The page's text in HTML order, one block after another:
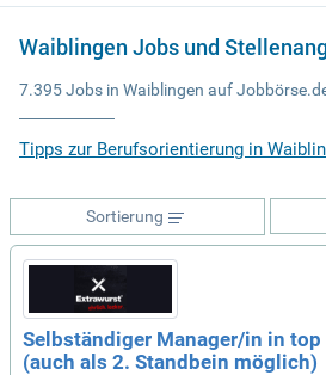
Waiblingen Jobs und
7.395 Jobs in Waiblingen auf
Tipps zur Berufsorientierung in
Sortierung
Selbständiger Manager/in in
(auch als 2. Standbein möglich)